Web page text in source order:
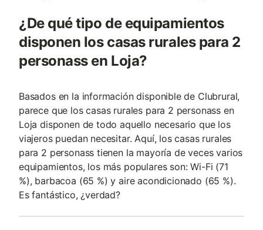
¿De qué tipo de equipamientos
disponen los casas rurales para 2
personass en Loja?
Basados en la información disponible de Clubrural,
parece que los casas rurales para 2 personass en
Loja disponen de todo aquello necesario que los
viajeros puedan necesitar. Aquí, los casas rurales
para 2 personass tienen la mayoría de veces varios
equipamientos, los más populares son: Wi-Fi (71
%), barbacoa (65 %) y aire acondicionado (65 %).
Es fantástico, ¿verdad?